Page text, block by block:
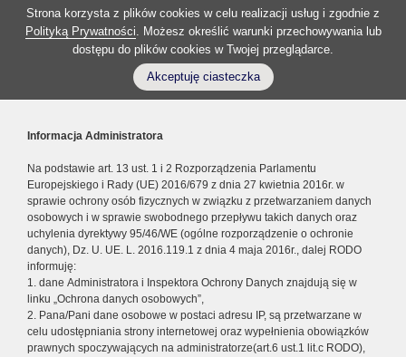
Strona korzysta z plików cookies w celu realizacji usług i zgodnie z
Polityką Prywatności. Możesz określić warunki przechowywania lub
dostępu do plików cookies w Twojej przeglądarce.
Akceptuję ciasteczka
Informacja Administratora
Na podstawie art. 13 ust. 1 i 2 Rozporządzenia Parlamentu
Europejskiego i Rady (UE) 2016/679 z dnia 27 kwietnia 2016r. w
sprawie ochrony osób fizycznych w związku z przetwarzaniem danych
osobowych i w sprawie swobodnego przepływu takich danych oraz
uchylenia dyrektywy 95/46/WE (ogólne rozporządzenie o ochronie
danych), Dz. U. UE. L. 2016.119.1 z dnia 4 maja 2016r., dalej RODO
informuję:
1. dane Administratora i Inspektora Ochrony Danych znajdują się w
linku „Ochrona danych osobowych”,
2. Pana/Pani dane osobowe w postaci adresu IP, są przetwarzane w
celu udostępniania strony internetowej oraz wypełnienia obowiązków
prawnych spoczywających na administratorze(art.6 ust.1 lit.c RODO),